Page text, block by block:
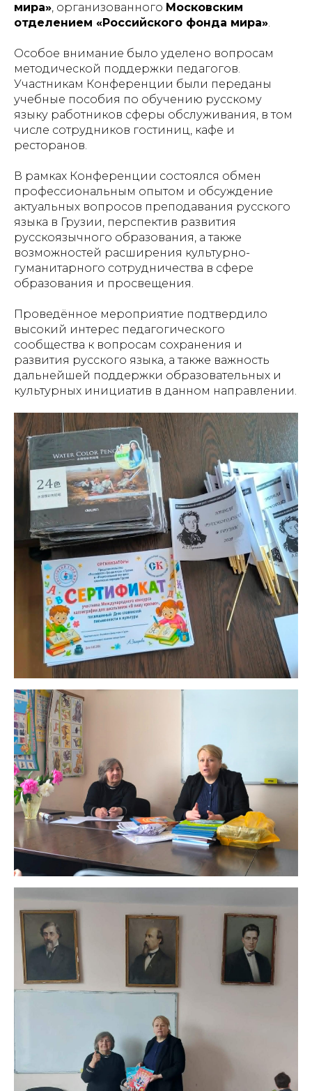
мира», организованного Московским
отделением «Российского фонда мира».
Особое внимание было уделено вопросам
методической поддержки педагогов.
Участникам Конференции были переданы
учебные пособия по обучению русскому
языку работников сферы обслуживания, в том
числе сотрудников гостиниц, кафе и
ресторанов.
В рамках Конференции состоялся обмен
профессиональным опытом и обсуждение
актуальных вопросов преподавания русского
языка в Грузии, перспектив развития
русскоязычного образования, а также
возможностей расширения культурно-
гуманитарного сотрудничества в сфере
образования и просвещения.
Проведённое мероприятие подтвердило
высокий интерес педагогического
сообщества к вопросам сохранения и
развития русского языка, а также важность
дальнейшей поддержки образовательных и
культурных инициатив в данном направлении.